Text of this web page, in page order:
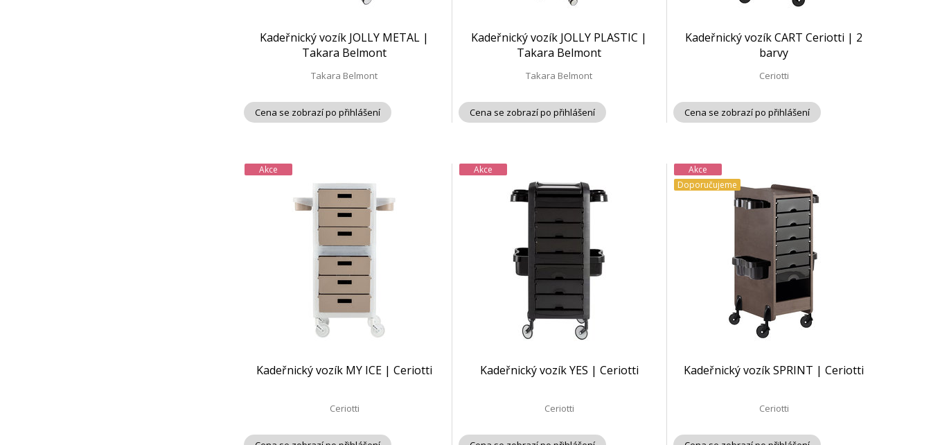
Kadeřnický vozík JOLLY METAL |
Takara Belmont
Takara Belmont
Cena se zobrazí po přihlášení
Kadeřnický vozík JOLLY PLASTIC |
Takara Belmont
Takara Belmont
Cena se zobrazí po přihlášení
Kadeřnický vozík CART Ceriotti | 2
barvy
Ceriotti
Cena se zobrazí po přihlášení
Akce
Kadeřnický vozík MY ICE | Ceriotti
Ceriotti
Akce
Kadeřnický vozík YES | Ceriotti
Ceriotti
Akce
Doporučujeme
Kadeřnický vozík SPRINT | Ceriotti
Ceriotti